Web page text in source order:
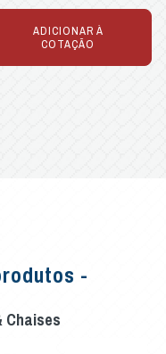
ADICIONAR À
COTAÇÃO
-
Chaises